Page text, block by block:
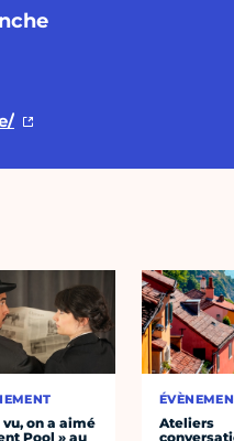
vu, on a aimé
Pool » au
Ateliers